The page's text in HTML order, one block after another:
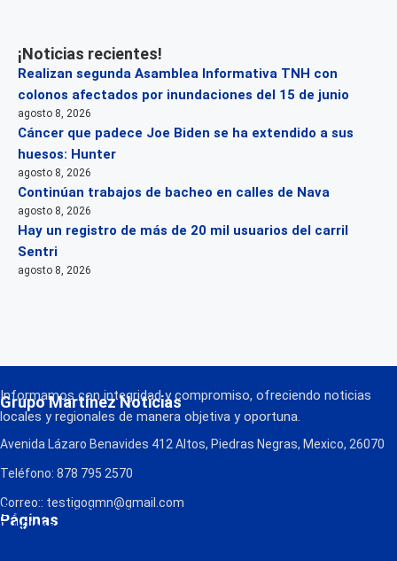
¡Noticias recientes!
Realizan segunda Asamblea Informativa TNH con
colonos afectados por inundaciones del 15 de junio
agosto 8, 2026
Cáncer que padece Joe Biden se ha extendido a sus
huesos: Hunter
agosto 8, 2026
Continúan trabajos de bacheo en calles de Nava
agosto 8, 2026
Hay un registro de más de 20 mil usuarios del carril
Sentri
agosto 8, 2026
Grupo Martínez Noticias
Informamos con integridad y compromiso, ofreciendo noticias
locales y regionales de manera objetiva y oportuna.
Avenida Lázaro Benavides 412 Altos, Piedras Negras, Mexico, 26070
Teléfono: 878 795 2570
Correo:: testigogmn@gmail.com
Páginas
¡Descarga nuestra App!
FM Globo